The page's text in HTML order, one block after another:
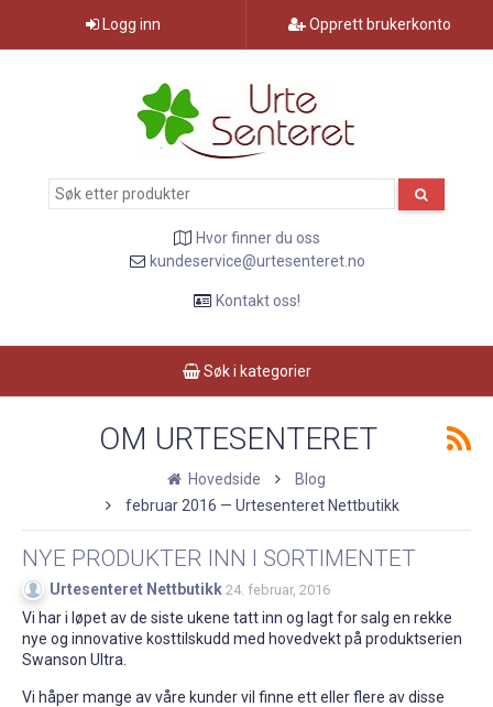
Logg inn Opprett brukerkonto
Hvor finner du oss
kundeservice@urtesenteret.no
Kontakt oss!
Søk i kategorier
OM URTESENTERET
Hovedside
Blog
februar 2016 — Urtesenteret Nettbutikk
NYE PRODUKTER INN I SORTIMENTET
Urtesenteret Nettbutikk 24. februar, 2016
Vi har i løpet av de siste ukene tatt inn og lagt for salg en rekke
nye og innovative kosttilskudd med hovedvekt på produktserien
Swanson Ultra.
Vi håper mange av våre kunder vil finne ett eller flere av disse